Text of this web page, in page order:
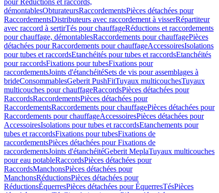
pour Réductions et raccords,
démontablesObturateursRaccordementsPièces détachées pour
RaccordementsDistributeurs avec raccordement à visserRépartiteur
avec raccord à sertirTés pour chauffageRéductions et raccordements
pour chauffage, démontablesRaccordements pour chauffagePièces
détachées pour Raccordements pour chauffageAccessoiresIsolations
pour tubes et raccordsEtanchéités pour tubes et raccordsEtanchéités
pour raccordsFixations pour tubesFixations pour
raccordementsJoints d'étanchéitéSets de vis pour assemblages à
brideConsommablesGeberit PushFitTuyaux multicouchesTuyaux
multicouches pour chauffageRaccordsPièces détachées pour
RaccordsRaccordementsPièces détachées pour
RaccordementsRaccordements pour chauffagePièces détachées pour
Raccordements pour chauffageAccessoiresPièces détachées pour
AccessoiresIsolations pour tubes et raccordsEtanchements pour
tubes et raccordsFixations pour tubesFixations de
raccordementsPièces détachées pour Fixations de
raccordementsJoints d'étanchéitéGeberit MeplaTuyaux multicouches
pour eau potableRaccordsPièces détachées pour
RaccordsManchonsPièces détachées pour
ManchonsRéductionsPièces détachées pour
RéductionsÉquerresPièces détachées pour ÉquerresTésPièces